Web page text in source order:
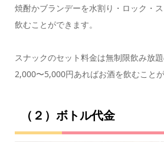
焼酎かブランデーを水割り・ロック・
飲むことができます。
スナックのセット料金は無制限飲み放
2,000〜5,000円あればお酒を飲むことが
（２）ボトル代金